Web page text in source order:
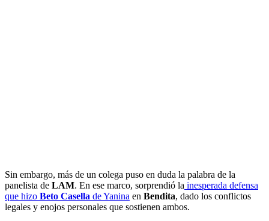
Sin embargo, más de un colega puso en duda la palabra de la
panelista de LAM. En ese marco, sorprendió la inesperada defensa
que hizo Beto Casella de Yanina en Bendita, dado los conflictos
legales y enojos personales que sostienen ambos.